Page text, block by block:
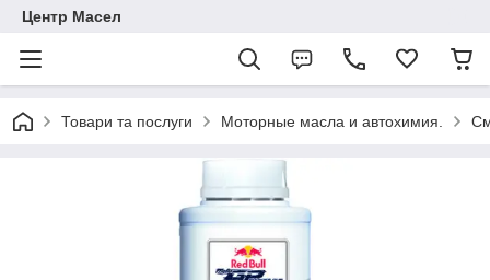
Центр Масел
Товари та послуги Моторные масла и автохимия.